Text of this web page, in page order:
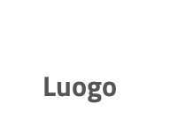
Luogo